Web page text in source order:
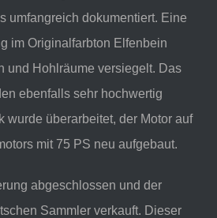
umfangreich dokumentiert. Eine
im Originalfarbton Elfenbein
und Hohlräume versiegelt. Das
ebenfalls sehr hochwertig
wurde überarbeitet, der Motor auf
mit 75 PS neu aufgebaut.
abgeschlossen und der
Sammler verkauft. Dieser